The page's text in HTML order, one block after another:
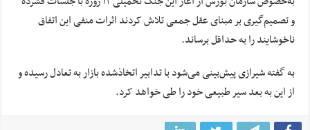
و تصمیم‌گیری بر مبنای عقل جمعی تلاش کردند اثرات منفی این اتفاق
ناخوشایند را به حداقل برساند.
به گفته شیرازی پیش‌بینی می‌شود با تدابیر اتخاذشده بازار به تعادل رسیده و
از این به بعد سیر طبیعی خود را طی خواهد کرد.